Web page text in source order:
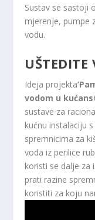
Sustav se sastoji
mjerenje, pumpe
vodu.
Ideja projekta
vodom u
sustave za
kućnu instalaciju
spremnicima za
voda iz perilice
koristi se dalje za
prati razine
koristiti za koju